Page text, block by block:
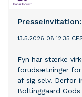
13.5.2026 08:12:35
Fyn har stærke
forudsætninger
af sig selv. Derfor
Boltinggaard